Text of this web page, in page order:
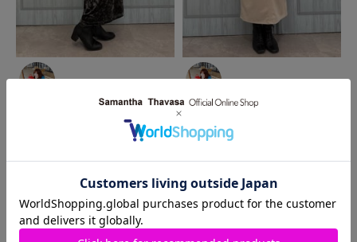
Samantha Thavasa 河原町
2026.01.22
オーパ店